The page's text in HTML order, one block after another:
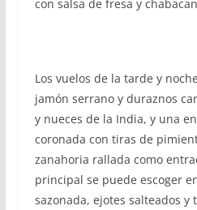
con salsa de fresa y
Los vuelos de la tarde y
jamón serrano y duraznos
y nueces de la India, y una
coronada con tiras de
zanahoria rallada como
principal se puede escoger
sazonada, ejotes salteados y